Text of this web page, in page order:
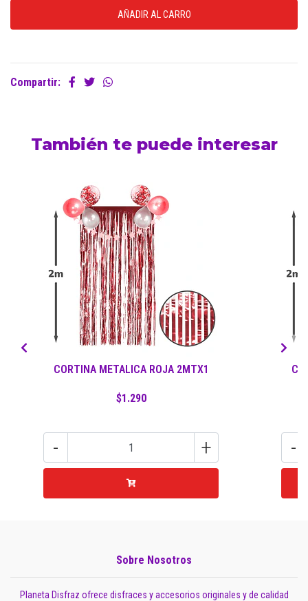
Compartir:
También te puede interesar
CORTINA METALICA ROJA 2MTX1
$1.290
- + -
Sobre Nosotros
Planeta Disfraz ofrece disfraces y accesorios originales y de calidad